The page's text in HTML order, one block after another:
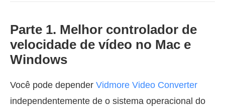
Parte 1. Melhor controlador de
velocidade de vídeo no Mac e
Windows
Você pode depender Vidmore Video Converter
independentemente de o sistema operacional do